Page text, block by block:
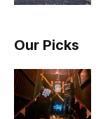
Our Picks